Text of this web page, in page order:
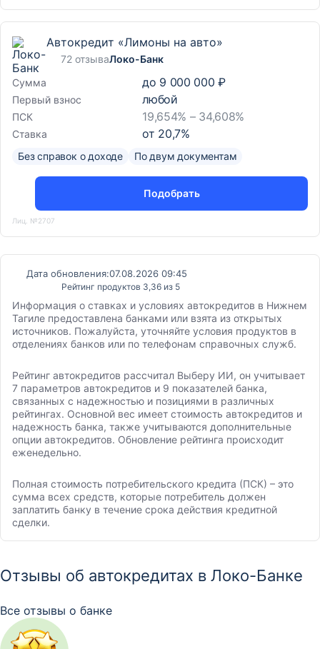
Автокредит «Лимоны на авто»
72 отзываЛоко-Банк
Сумма
до 9 000 000 ₽
Первый взнос любой
ПСК 19,654% – 34,608%
Ставка от 20,7%
Без справок о доходе По двум документам
Подобрать
Лиц. №2707
Дата обновления:07.08.2026 09:45
Рейтинг продуктов 3,36 из 5
Информация о ставках и условиях автокредитов в Нижнем
Тагиле предоставлена банками или взята из открытых
источников. Пожалуйста, уточняйте условия продуктов в
отделениях банков или по телефонам справочных служб.
Рейтинг автокредитов рассчитал Выберу ИИ, он учитывает
7 параметров автокредитов и 9 показателей банка,
связанных с надежностью и позициями в различных
рейтингах. Основной вес имеет стоимость автокредитов и
надежность банка, также учитываются дополнительные
опции автокредитов. Обновление рейтинга происходит
еженедельно.
Полная стоимость потребительского кредита (ПСК) – это
сумма всех средств, которые потребитель должен
заплатить банку в течение срока действия кредитной
сделки.
Отзывы об автокредитах в Локо-Банке
Все отзывы о банке